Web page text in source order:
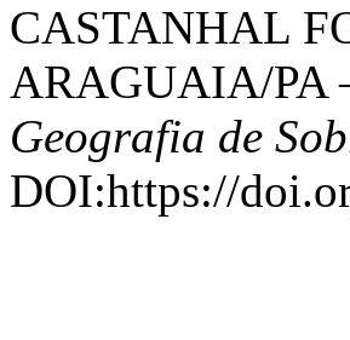
CASTANHAL
ARAGUAIA/PA
Geografia de
DOI:https://